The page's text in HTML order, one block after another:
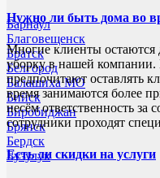
Барнаул
Благовещенск
Братск
Белгород
Балашиха МО
Бийск
Биробиджан
Брянск
Бердск
Бузулук
Нужно ли быть дома во
Многие клиенты остаются
уборку в нашей
предпочитают оставлять
время занимаются более
несём ответственность за
сотрудники проходят
Есть ли скидки на услуги